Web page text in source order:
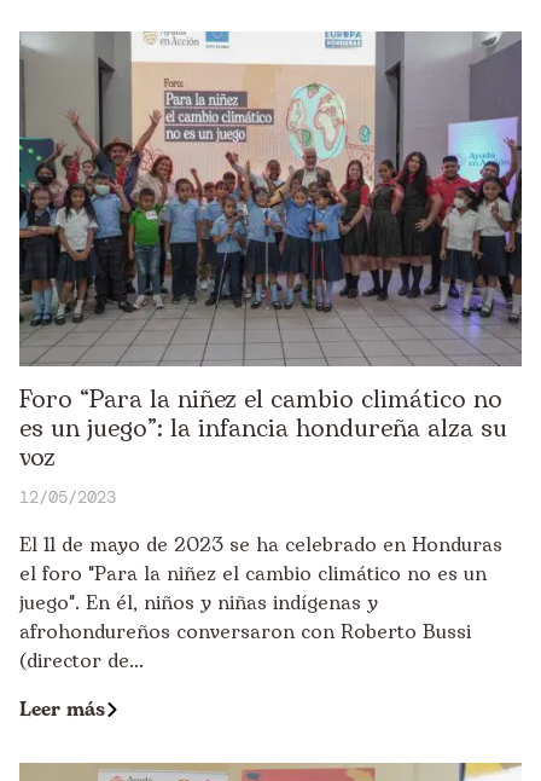
Foro “Para la niñez el cambio climático no
es un juego”: la infancia hondureña alza su
voz
12/05/2023
El 11 de mayo de 2023 se ha celebrado en Honduras
el foro "Para la niñez el cambio climático no es un
juego". En él, niños y niñas indígenas y
afrohondureños conversaron con Roberto Bussi
(director de...
Leer más